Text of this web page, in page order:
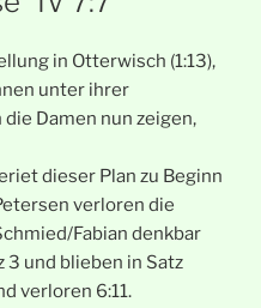
in Otterwisch (1:13),
unter ihrer
Damen nun zeigen,
dieser Plan zu Beginn
verloren die
Fabian denkbar
3 und blieben in Satz
verloren 6:11.